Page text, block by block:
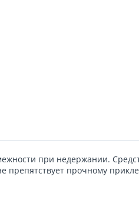
при недержании.
препятствует прочному